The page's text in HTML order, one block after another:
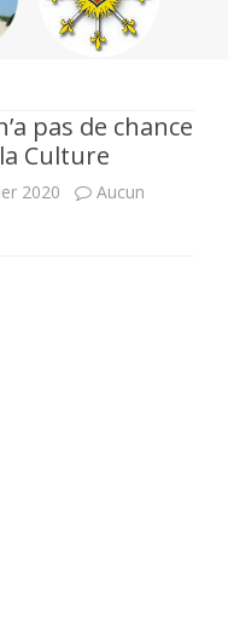
pas de chance
Culture
2020
Aucun